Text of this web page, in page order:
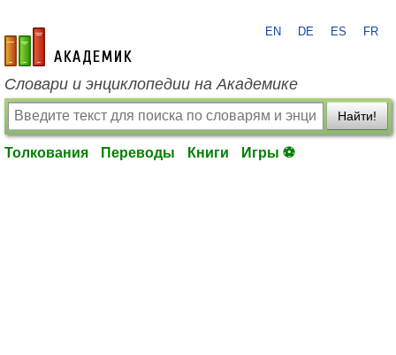
academic.ru
EN DE ES FR
Словари и энциклопедии на Академике
Найти!
Толкования Переводы Книги Игры ⚽